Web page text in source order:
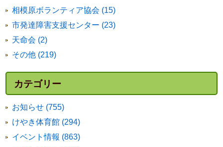
相模原ボランティア協会 (15)
市発達障害支援センター (23)
天命会 (2)
その他 (219)
カテゴリー
お知らせ (755)
けやき体育館 (294)
イベント情報 (863)